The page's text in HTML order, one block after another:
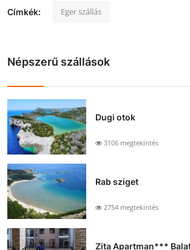
Címkék: Eger szállás
Népszerű szállások
Dugi otok
3106 megtekintés
Rab sziget
2754 megtekintés
Zita Apartman***